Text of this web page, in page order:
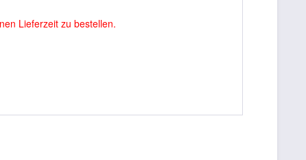
Lieferzeit zu bestellen.